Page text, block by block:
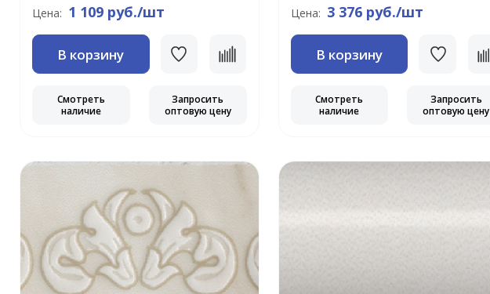
Цена: 1 109 руб./шт
В корзину
Смотреть
наличие
Запросить
оптовую цену
Цена: 3 376 руб./шт
В корзину
Смотреть
наличие
Запросить
оптовую цену